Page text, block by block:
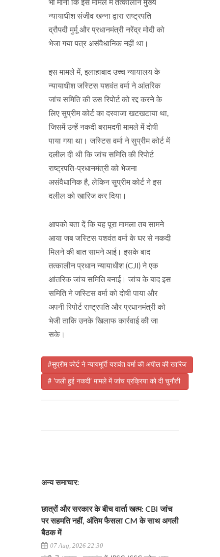
भी माना कि इस मामले में तत्कालीन मुख्य
न्यायाधीश संजीव खन्ना द्वारा राष्ट्रपति
द्रौपदी मुर्मू और प्रधानमंत्री नरेंद्र मोदी को
भेजा गया पत्र असंवैधानिक नहीं था।
इस मामले में, इलाहाबाद उच्च न्यायालय के
न्यायाधीश जस्टिस यशवंत वर्मा ने आंतरिक
जांच समिति की उस रिपोर्ट को रद्द करने के
लिए सुप्रीम कोर्ट का दरवाजा खटखटाया था,
जिसमें उन्हें नकदी बरामदगी मामले में दोषी
पाया गया था। जस्टिस वर्मा ने सुप्रीम कोर्ट में
दलील दी थी कि जांच समिति की रिपोर्ट
राष्ट्रपति-प्रधानमंत्री को भेजना
असंवैधानिक है, लेकिन सुप्रीम कोर्ट ने इस
दलील को खारिज कर दिया।
आपको बता दें कि यह पूरा मामला तब सामने
आया जब जस्टिस यशवंत वर्मा के घर से नकदी
मिलने की बात सामने आई। इसके बाद
तत्कालीन प्रधान न्यायाधीश (CJI) ने एक
आंतरिक जांच समिति बनाई। जांच के बाद इस
समिति ने जस्टिस वर्मा को दोषी पाया और
अपनी रिपोर्ट राष्ट्रपति और प्रधानमंत्री को
भेजी ताकि उनके खिलाफ कार्रवाई की जा
सके।
#सुप्रीम कोर्ट ने न्यायमूर्ति यशवंत वर्मा की अपील की खारिज
# 'जली हुई नकदी' मामले में जांच प्रक्रिया को दी चुनौती
अन्य समाचार:
छात्रों और सरकार के बीच वार्ता खत्म: CBI जांच
पर सहमति नहीं, अंतिम फैसला CM के साथ अगली
बैठक में
07 Aug, 2026 22:30